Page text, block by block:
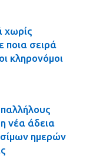
χωρίς
ποια σειρά
κληρονόμοι
νέα άδεια
ημερών